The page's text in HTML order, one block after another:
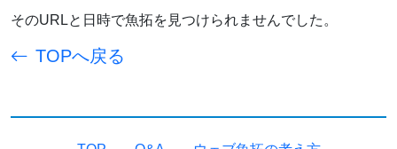
そのURLと日時で魚拓を見つけられませんでした。
TOPへ戻る